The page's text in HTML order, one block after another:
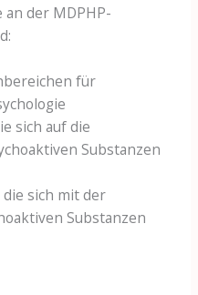
der MDPHP-
für
sich auf die
Substanzen
sich mit der
Substanzen